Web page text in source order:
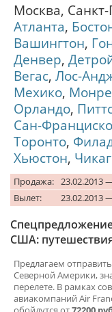
Москва,
Атланта,
Вашингтон,
Денвер,
Вегас, Лос-
Мехико,
Орландо,
Сан-Франциско
Торонто,
Хьюстон,
Продажа: 23.02.2013
Вылет:
23.02.2013
США:
Предлагаем
Северной Америки,
перелете. В рамках
авиакомпаний Air